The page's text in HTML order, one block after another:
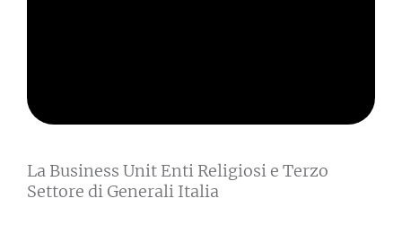
La Business Unit Enti Religiosi e Terzo
Settore di Generali Italia